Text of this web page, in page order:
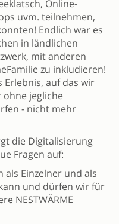
Online-
uvm. teilnehmen,
Endlich war es
in ländlichen
mit anderen
zu inkludieren!
auf das wir
ohne jegliche
- nicht mehr
die Digitalisierung
Fragen auf:
als Einzelner und als
und dürfen wir für
NESTWÄRME